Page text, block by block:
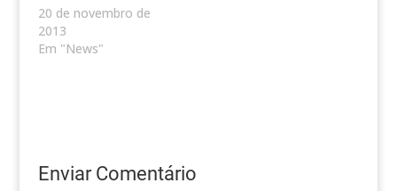
20 de novembro de
2013
Em "News"
Enviar Comentário